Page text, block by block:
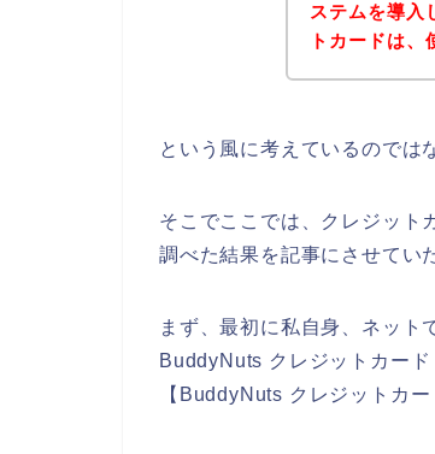
ステムを導入
トカードは、
という風に考えているのでは
そこでここでは、クレジット
調べた結果を記事にさせてい
まず、最初に私自身、ネッ
BuddyNuts クレジットカー
【BuddyNuts クレジットカ